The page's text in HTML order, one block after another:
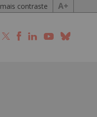
mais contraste A+